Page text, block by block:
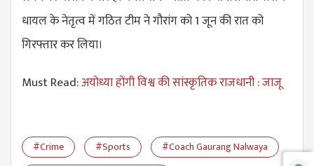
धायल के नेतृत्व में गठित टीम ने गौरांग को 1 जून की रात को
गिरफ्तार कर लिया।
Must Read:अयोध्या होंगी विश्व की सांस्कृतिक राजधानी : जाजू
#Crime #Sports
#Coach Gaurang Nalwaya